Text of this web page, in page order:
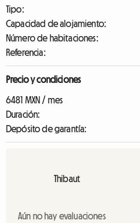
Tipo:
Capacidad de alojamiento:
Número de habitaciones:
Referencia:
Precio y condiciones
6481 MXN / mes
Duración:
Depósito de garantía:
Thibaut
Aún no hay evaluaciones